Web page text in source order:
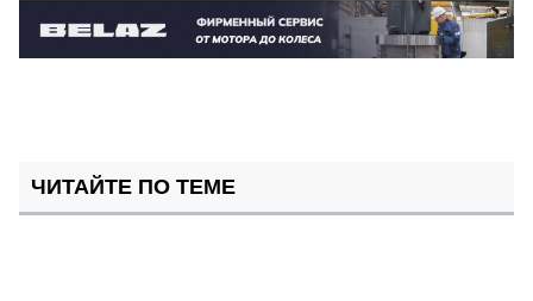
ЧИТАЙТЕ ПО ТЕМЕ